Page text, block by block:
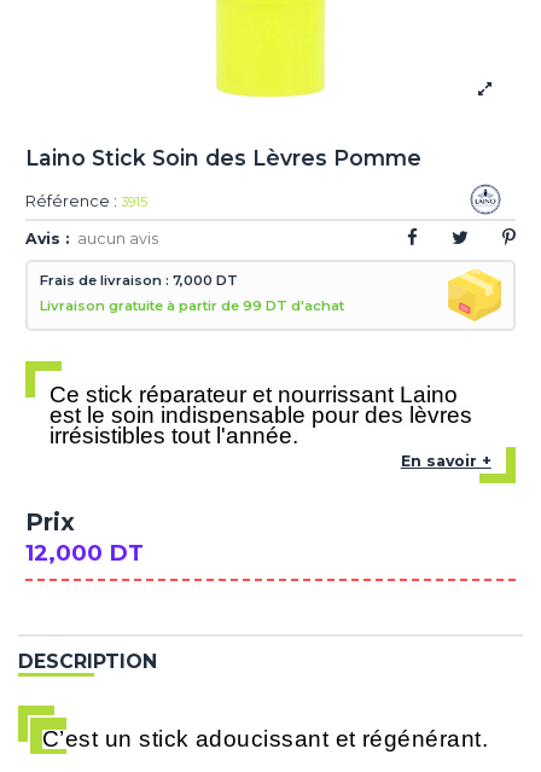
Laino Stick Soin des Lèvres Pomme
Référence : 3915
Avis : aucun avis
Frais de livraison : 7,000 DT
Livraison gratuite à partir de 99 DT d'achat
Ce stick réparateur et nourrissant Laino
est le soin indispensable pour des lèvres
irrésistibles tout l'année.
En savoir +
Prix
12,000 DT
DESCRIPTION
C’est un stick adoucissant et régénérant.